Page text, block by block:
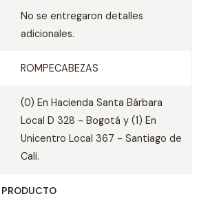
No se entregaron detalles
adicionales.
ROMPECABEZAS
(0) En Hacienda Santa Bárbara
Local D 328 - Bogotá y (1) En
Unicentro Local 367 - Santiago de
Cali.